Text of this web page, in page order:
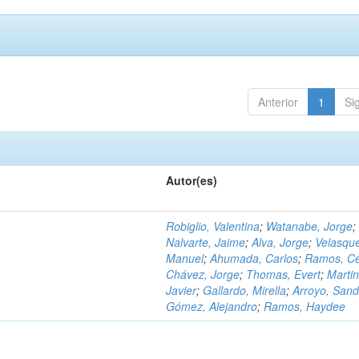
Anterior 1
Autor(es)
Robiglio, Valentina; Watanabe, Jorge;
Nalvarte, Jaime;Alva, Jorge;
Manuel;Ahumada, Carlos;Ramos,
Chávez, Jorge; Thomas, Evert;
Javier; Gallardo, Mirella;Arroyo,
Gómez, Alejandro;Ramos, Haydee